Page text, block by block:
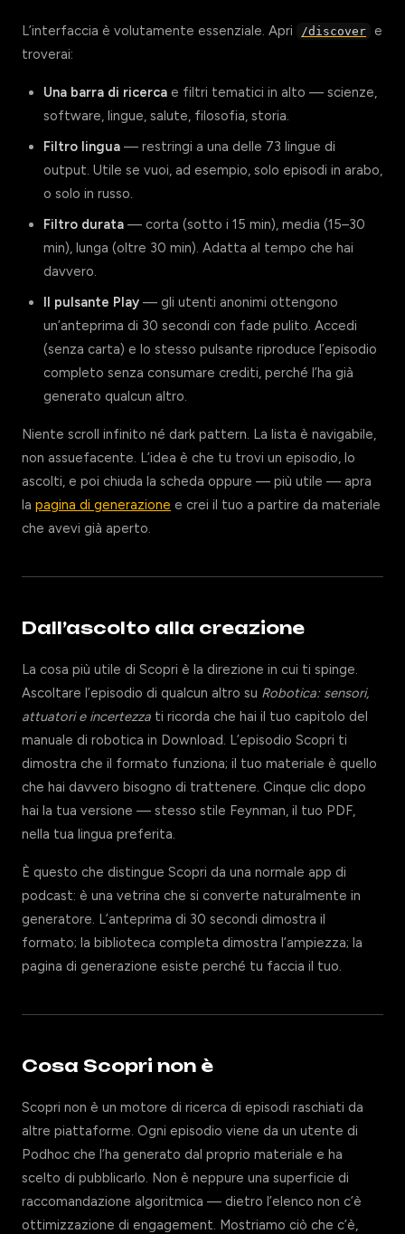
L’interfaccia è volutamente essenziale. Apri /discover
e
troverai:
Una barra di ricerca e filtri tematici in alto — scienze,
software, lingue, salute, filosofia, storia.
Filtro lingua — restringi a una delle 73 lingue di
output. Utile se vuoi, ad esempio, solo episodi in arabo,
o solo in russo.
Filtro durata — corta (sotto i 15 min), media (15–30
min), lunga (oltre 30 min). Adatta al tempo che hai
davvero.
Il pulsante Play — gli utenti anonimi ottengono
un’anteprima di 30 secondi con fade pulito. Accedi
(senza carta) e lo stesso pulsante riproduce l’episodio
completo senza consumare crediti, perché l’ha già
generato qualcun altro.
Niente scroll infinito né dark pattern. La lista è navigabile,
non assuefacente. L’idea è che tu trovi un episodio, lo
ascolti, e poi chiuda la scheda oppure — più utile — apra
la pagina di generazione e crei il tuo a partire da materiale
che avevi già aperto.
Dall’ascolto alla creazione
La cosa più utile di Scopri è la direzione in cui ti spinge.
Ascoltare l’episodio di qualcun altro su Robotica: sensori,
attuatori e incertezza ti ricorda che hai il tuo capitolo del
manuale di robotica in Download. L’episodio Scopri ti
dimostra che il formato funziona; il tuo materiale è quello
che hai davvero bisogno di trattenere. Cinque clic dopo
hai la tua versione — stesso stile Feynman, il tuo PDF,
nella tua lingua preferita.
È questo che distingue Scopri da una normale app di
podcast: è una vetrina che si converte naturalmente in
generatore. L’anteprima di 30 secondi dimostra il
formato; la biblioteca completa dimostra l’ampiezza; la
pagina di generazione esiste perché tu faccia il tuo.
Cosa Scopri non è
Scopri non è un motore di ricerca di episodi raschiati da
altre piattaforme. Ogni episodio viene da un utente di
Podhoc che l’ha generato dal proprio materiale e ha
scelto di pubblicarlo. Non è neppure una superficie di
raccomandazione algoritmica — dietro l’elenco non c’è
ottimizzazione di engagement. Mostriamo ciò che c’è,